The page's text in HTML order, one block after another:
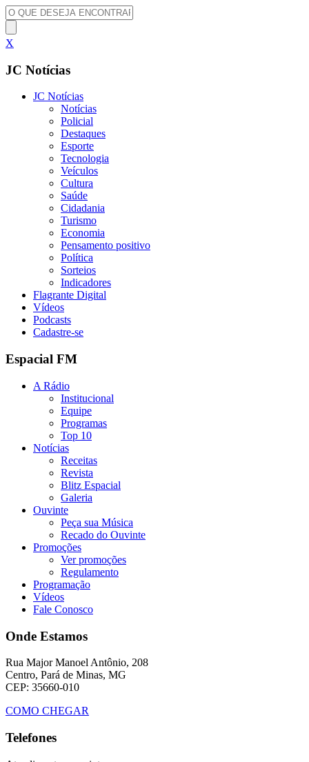
X
JC Notícias
JC Notícias
Notícias
Policial
Destaques
Esporte
Tecnologia
Veículos
Cultura
Saúde
Cidadania
Turismo
Economia
Pensamento positivo
Política
Sorteios
Indicadores
Flagrante Digital
Vídeos
Podcasts
Cadastre-se
Espacial FM
A Rádio
Institucional
Equipe
Programas
Top 10
Notícias
Receitas
Revista
Blitz Espacial
Galeria
Ouvinte
Peça sua Música
Recado do Ouvinte
Promoções
Ver promoções
Regulamento
Programação
Vídeos
Fale Conosco
Onde Estamos
Rua Major Manoel Antônio, 208
Centro, Pará de Minas, MG
CEP: 35660-010
COMO CHEGAR
Telefones